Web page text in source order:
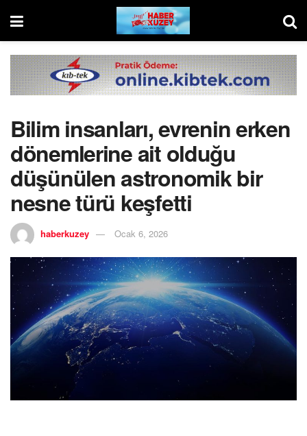
Bilim insanları, evrenin erken
dönemlerine ait olduğu
düşünülen astronomik bir
nesne türü keşfetti
haberkuzey Ocak 6, 2026